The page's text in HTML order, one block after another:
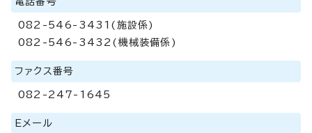
082-546-3431(施設係)
082-546-3432(機械装備係)
ファクス番号
082-247-1645
Eメール